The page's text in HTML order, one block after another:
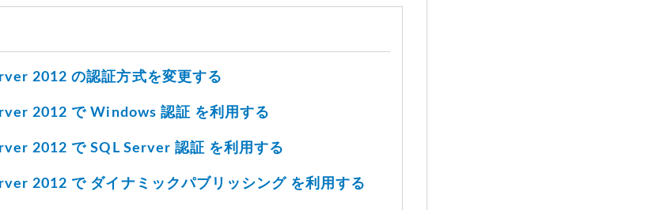
2012 の認証方式を変更する
2012 で Windows 認証 を利用する
2012 で SQL Server 認証 を利用する
2012 で ダイナミックパブリッシング を利用する